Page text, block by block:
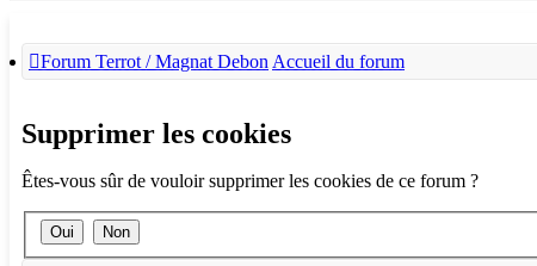
Forum Terrot / Magnat Debon Accueil du forum
Supprimer les cookies
Êtes-vous sûr de vouloir supprimer les cookies de ce forum ?